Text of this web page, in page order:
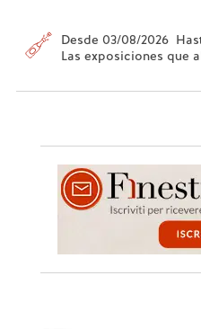
Desde 03/08/2026
Las exposiciones que